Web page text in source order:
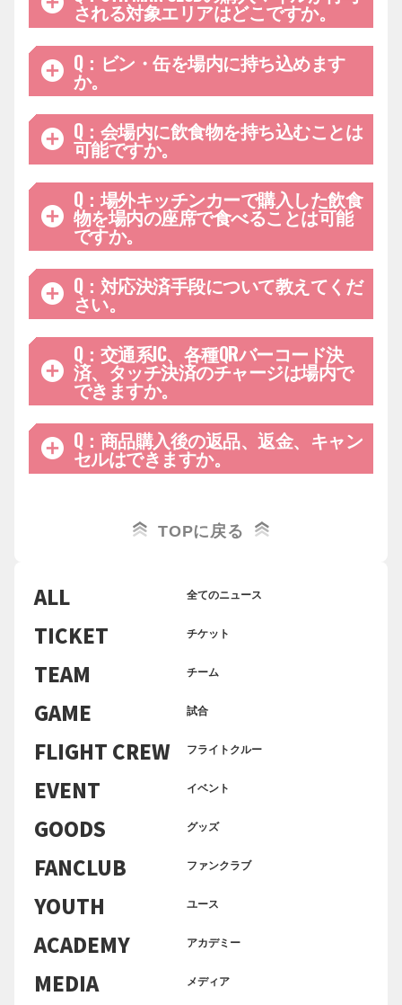
選手デザインのスーベニアカップが新登場！
全部で3デザインあるので、お好きなデザインを
どうぞ！
選手デザインA
選手デザインB
富樫、二上、菅野、荒尾、ムーニー
選手デザインC
金近、小川、原、クリス、オウ
選手デザインスーベニアカップ付きドリンク各種
850円～1,300円
へきなん焼きそば 700円
愛知県碧南市ご当地グルメ『へきなん焼きそば』
と、第3回ヤキソバトル優勝の大磯屋焼きそばの
キッチンカーです。選べる3種の焼きそばと水炊
きからあげのコラボをお楽しみくださいませ！
利用可能な支払い方法：現金・PayPay
Delivery Party
ガーリックビーフ 1,000円
当店特製の「ガーリックビーフ」はおすすめの逸
品！肉の旨味がギュッと詰まったビーフに、ガー
リックのパンチが加わり、やみつきになる美味し
さ！ガツンと食べて、元気を満たしてください！
主なメニュー：ガーリックビーフ
利用可能な支払い方法：現金・クレジットカー
ド・QR決済各種
＜CHIBAJETS GOURMET STAND(会場内公式飲
食販売ブース)＞
16:30～3Q終了まで
＜KITCHEN CAR STAND(場外キッチンカー)＞
される対象エリアはどこですか。
＜対象＞
CHIBAJETS GOURMET STAND(会場内千葉ジェ
ッツ公式飲食販売ブース)
＜対象外＞
・KITCHEN CAR STAND
Q：ビン・缶を場内に持ち込めます
か。
A：アリーナ内へのビン・缶の持ち込みは禁止で
す。Q：会場内に飲食物を持ち込むことは
可能ですか。
飲食の持ち込みは可能ですが、場内へのアルコー
ル飲料の持ち込みは禁止です。
ただし、場外東門キッチンカーで購入したアルコ
ール飲料のみ場内にお持ち込みいただけます。
Q：場外キッチンカーで購入した飲食
物を場内の座席で食べることは可能
ですか。
可能です。
会場内のご自身のお座席でお召し上がりいただけ
ます。
Q：対応決済手段について教えてくだ
さい。
＜CHIBAJETS GOURMET STAND＞
完全キャッシュレス（対応決済方法一覧はこちら
）
＜KITCHEN CAR STAND＞
店舗ごとに決済手段が異なります。各店舗にてご
Q：交通系IC、各種QRバーコード決
済、タッチ決済のチャージは場内で
できますか。
A：場内にはチャージ機がありませんので、事前
にチャージの上ご来場ください。
Q：商品購入後の返品、返金、キャン
セルはできますか。
日の営業時間内のみ対応をさせていただきます。
いますので、ご注意ください。
TOPに戻る
ALL 全てのニュース
TICKET チケット
TEAM チーム
GAME 試合
FLIGHT CREW フライトクルー
EVENT イベント
GOODS グッズ
FANCLUB ファンクラブ
YOUTH ユース
ACADEMY アカデミー
MEDIA メディア